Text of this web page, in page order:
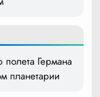
полета Германа
планетарии